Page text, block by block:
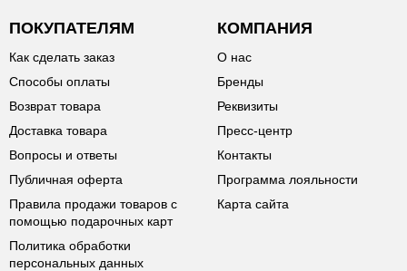
ПОКУПАТЕЛЯМ
Как сделать заказ
Способы оплаты
Возврат товара
Доставка товара
Вопросы и ответы
Публичная оферта
Правила продажи товаров с
помощью подарочных карт
Политика обработки
персональных данных
КОМПАНИЯ
О нас
Бренды
Реквизиты
Пресс-центр
Контакты
Программа лояльности
Карта сайта